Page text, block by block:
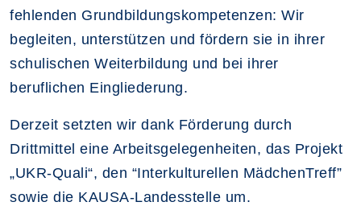
fehlenden Grundbildungskompetenzen: Wir
begleiten, unterstützen und fördern sie in ihrer
schulischen Weiterbildung und bei ihrer
beruflichen Eingliederung.
Derzeit setzten wir dank Förderung durch
Drittmittel eine Arbeitsgelegenheiten, das Projekt
„UKR-Quali“, den “Interkulturellen MädchenTreff”
sowie die KAUSA-Landesstelle um.